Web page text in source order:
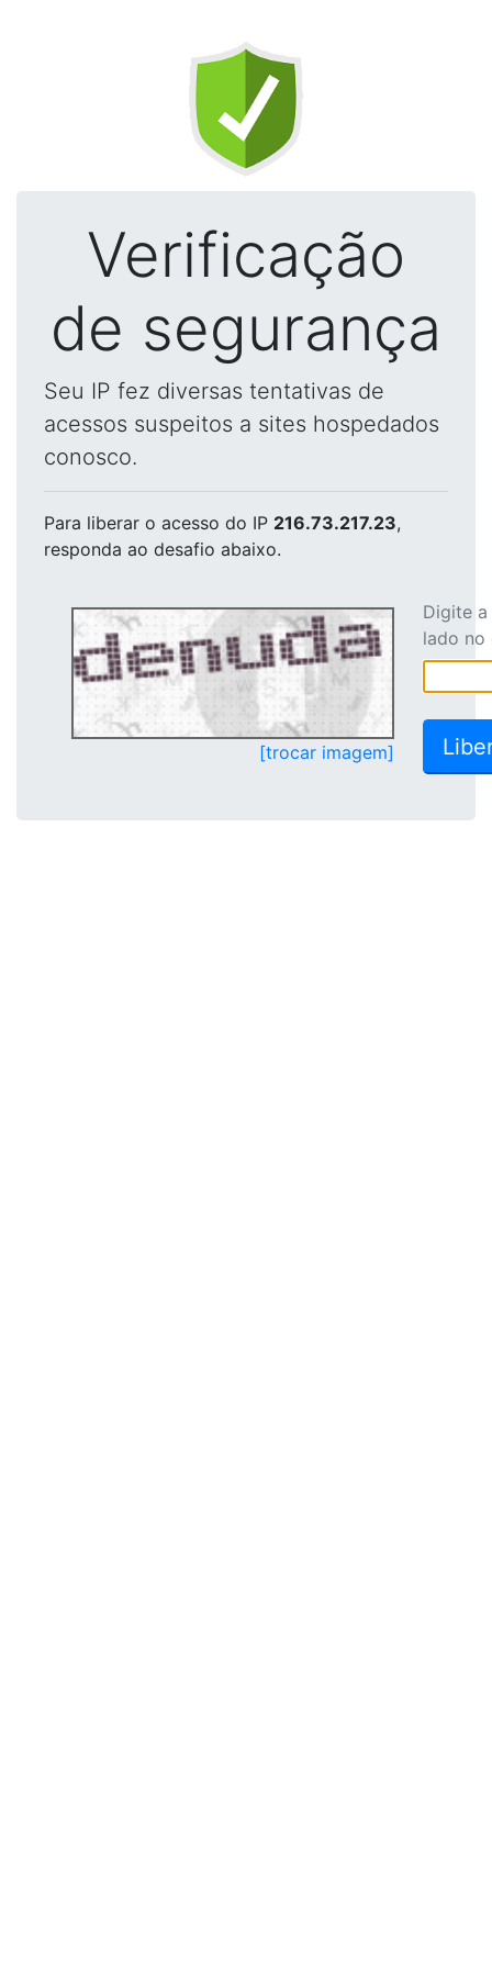
Verificação
de segurança
Seu IP fez diversas tentativas de
acessos suspeitos a sites hospedados
conosco.
Para liberar o acesso do IP 216.73.217.23,
responda ao desafio abaixo.
[trocar imagem]
Digite
lado no